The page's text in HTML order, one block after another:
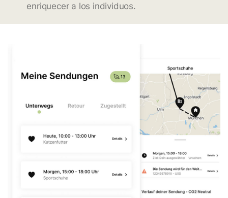
enriquecer a los individuos.